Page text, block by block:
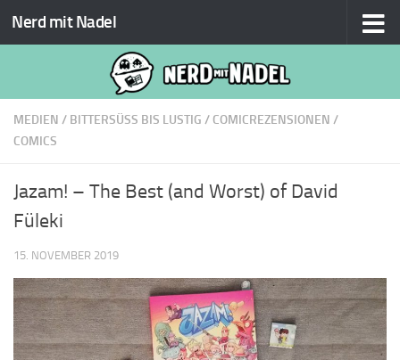
Zum Inhalt springen
Nerd mit Nadel
MEDIEN / BITTERSÜSS BIS LUSTIG / COMICREZENSIONEN /
COMICS
Jazam! – The Best (and Worst) of David
Füleki
15. NOVEMBER 2019